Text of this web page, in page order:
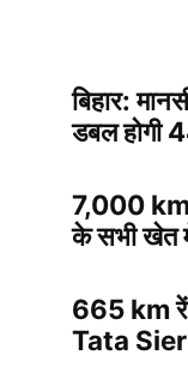
बिहार:
डबल होगी
7,000 km
के सभी खेत
665 km
Tata